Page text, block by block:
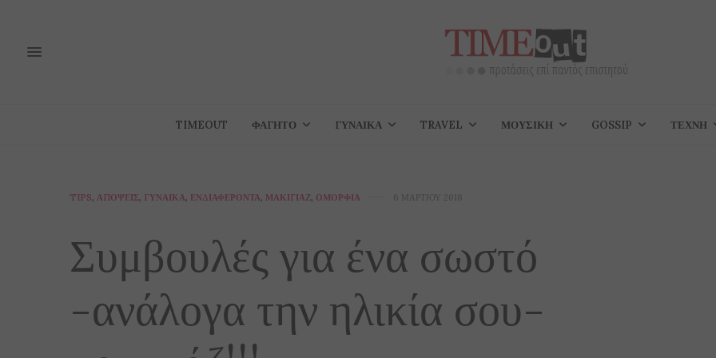
TIMEOUT ΦΑΓΗΤΌ ΓΥΝΑΊΚΑ TRAVEL ΜΟΥΣΙΚΉ GOSSIP ΤΈΧΝΗ
TIPS, ΑΠΌΨΕΙΣ, ΓΥΝΑΊΚΑ, ΕΝΔΙΑΦΈΡΟΝΤΑ, ΜΑΚΙΓΙΆΖ, ΟΜΟΡΦΙΆ 6 ΜΑΡΤΊΟΥ 2018
Συμβουλές για ένα σωστό
-ανάλογα την ηλικία σου-